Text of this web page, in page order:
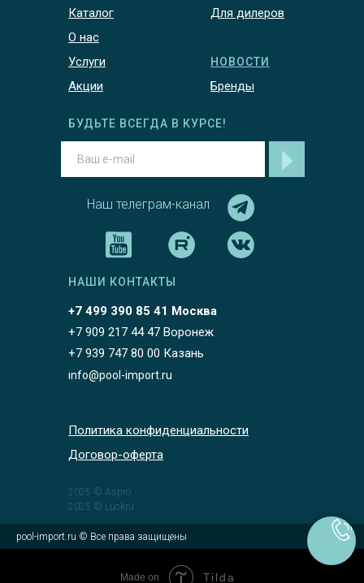
Каталог
О нас
Услуги
Акции
Для дилеров
НОВОСТИ
Бренды
2025 © Aspro
2025 © Luckru
Наш телеграм-канал
БУДЬТЕ ВСЕГДА В КУРСЕ!
+7 499 390 85 41 Москва
НАШИ КОНТАКТЫ
+7 909 217 44 47 Воронеж
+7 939 747 80 00 Казань
info@pool-import.ru
Политика конфиденциальности
Договор-оферта
pool-import.ru © Все права защищены
Made on Tilda